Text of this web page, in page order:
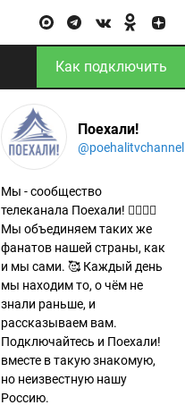
Как подключить
Поехали!
@poehalitvchannel
Мы - сообщество
телеканала Поехали! 🙋‍♂️🙋‍♀️
Мы объединяем таких же
фанатов нашей страны, как
и мы сами. 🥰 Каждый день
мы находим то, о чём не
знали раньше, и
рассказываем вам.
Подключайтесь и Поехали!
вместе в такую знакомую,
но неизвестную нашу
Россию.